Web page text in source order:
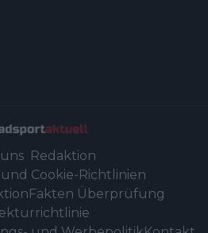
Redaktion
Cookie-Richtlinien
Fakten Überprüfung